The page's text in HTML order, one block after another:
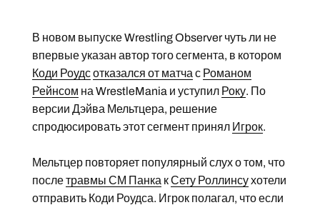
В новом выпуске Wrestling Observer чуть ли не
впервые указан автор того сегмента, в котором
Коди Роудсотказался от матча с Романом
Рейнсом на WrestleMania и уступил Року. По
версии Дэйва Мельтцера, решение
спродюсировать этот сегмент принял Игрок.
Мельтцер повторяет популярный слух о том, что
послетравмы СМ Панка кСету Роллинсухотели
отправить Коди Роудса. Игрок полагал, что если